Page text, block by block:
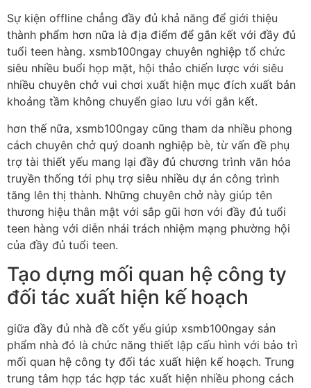
Sự kiện offline chẳng đầy đủ khả năng để giới thiệu
thành phẩm hơn nữa là địa điểm để gắn kết với đầy đủ
tuổi teen hàng. xsmb100ngay chuyên nghiệp tổ chức
siêu nhiều buổi họp mặt, hội thảo chiến lược với siêu
nhiều chuyên chở vui chơi xuất hiện mục đích xuất bản
khoảng tầm không chuyển giao lưu với gắn kết.
hơn thế nữa, xsmb100ngay cũng tham da nhiều phong
cách chuyên chở quý doanh nghiệp bè, từ vấn đề phụ
trợ tài thiết yếu mang lại đầy đủ chương trình văn hóa
truyền thống tới phụ trợ siêu nhiều dự án công trình
tăng lên thị thành. Những chuyên chở này giúp tên
thương hiệu thân mật với sắp gũi hơn với đầy đủ tuổi
teen hàng với diễn nhái trách nhiệm mạng phường hội
của đầy đủ tuổi teen.
Tạo dựng mối quan hệ công ty
đối tác xuất hiện kế hoạch
giữa đầy đủ nhà đề cốt yếu giúp xsmb100ngay sản
phẩm nhà đó là chức năng thiết lập cấu hình với bảo trì
mối quan hệ công ty đối tác xuất hiện kế hoạch. Trung
trung tâm hợp tác hợp tác xuất hiện nhiều phong cách